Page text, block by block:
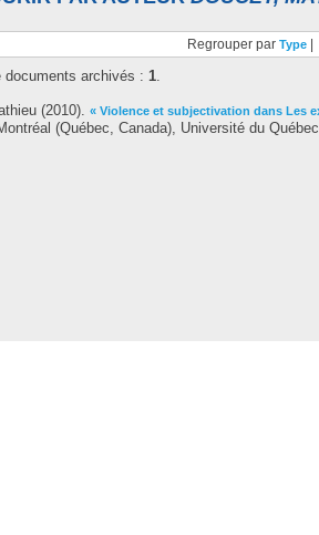
Regrouper par Type
documents archivés : 1.
(2010). « Violence et subjectivation dans Les
(Québec, Canada), Université du